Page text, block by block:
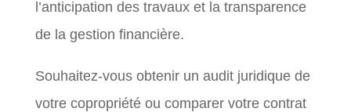
l’anticipation des travaux et la transparence
de la gestion financière.
Souhaitez-vous obtenir un audit juridique de
votre copropriété ou comparer votre contrat